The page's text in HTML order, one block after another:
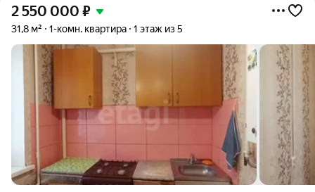
2 550 000 ₽
31,8 м² 1-комн. квартира 1 этаж из 5